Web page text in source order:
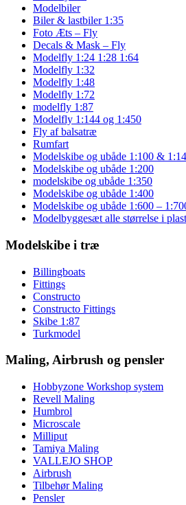
Modelbiler
Biler & lastbiler 1:35
Foto Æts – Fly
Decals & Mask – Fly
Modelfly 1:24 1:28 1:64
Modelfly 1:32
Modelfly 1:48
Modelfly 1:72
modelfly 1:87
Modelfly 1:144 og 1:450
Fly af balsatræ
Rumfart
Modelskibe og ubåde 1:100 &
Modelskibe og ubåde 1:200
modelskibe og ubåde 1:350
Modelskibe og ubåde 1:400
Modelskibe og ubåde 1:600 –
Modelbyggesæt alle størrelse i
Modelskibe i træ
Billingboats
Fittings
Constructo
Constructo Fittings
Skibe 1:87
Turkmodel
Maling, Airbrush og pensler
Hobbyzone Workshop system
Revell Maling
Humbrol
Microscale
Milliput
Tamiya Maling
VALLEJO SHOP
Airbrush
Tilbehør Maling
Pensler